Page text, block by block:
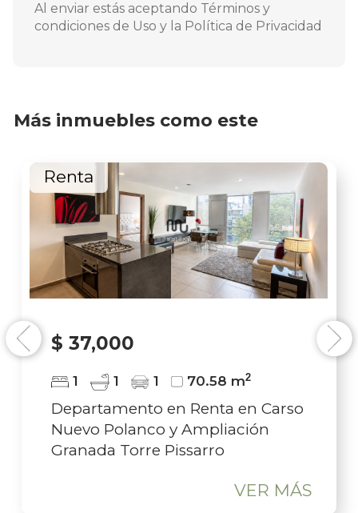
Al enviar estás aceptando Términos y
condiciones de Uso y la Política de Privacidad
Más inmuebles como este
Previous
Renta
$ 37,000
1 1 1 70.58 m2
Departamento en Renta en Carso
Nuevo Polanco y Ampliación
Granada Torre Pissarro
VER MÁS
Next